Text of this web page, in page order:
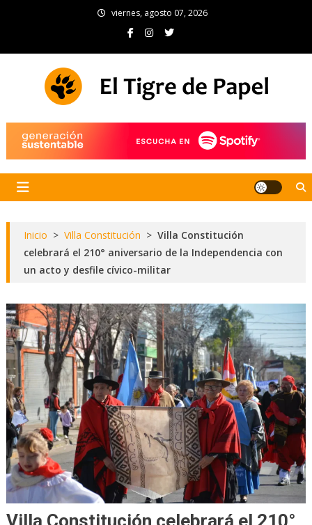
viernes, agosto 07, 2026
Inicio > Villa Constitución > Villa Constitución
celebrará el 210° aniversario de la Independencia con
un acto y desfile cívico-militar
Villa Constitución celebrará el 210°